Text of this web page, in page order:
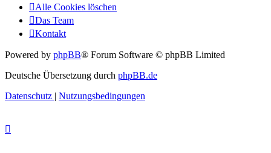
Alle Cookies löschen
Das Team
Kontakt
Powered by phpBB® Forum Software © phpBB Limited
Deutsche Übersetzung durch phpBB.de
Datenschutz | Nutzungsbedingungen